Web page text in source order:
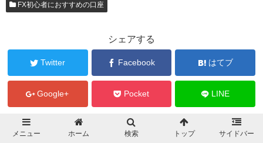
FX初心者におすすめの口座
シェアする
Twitter Facebook はてブ
Google+ Pocket LINE
たかもとをフォローする
メニュー ホーム 検索 トップ サイドバー